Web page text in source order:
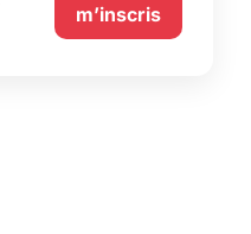
m’inscris